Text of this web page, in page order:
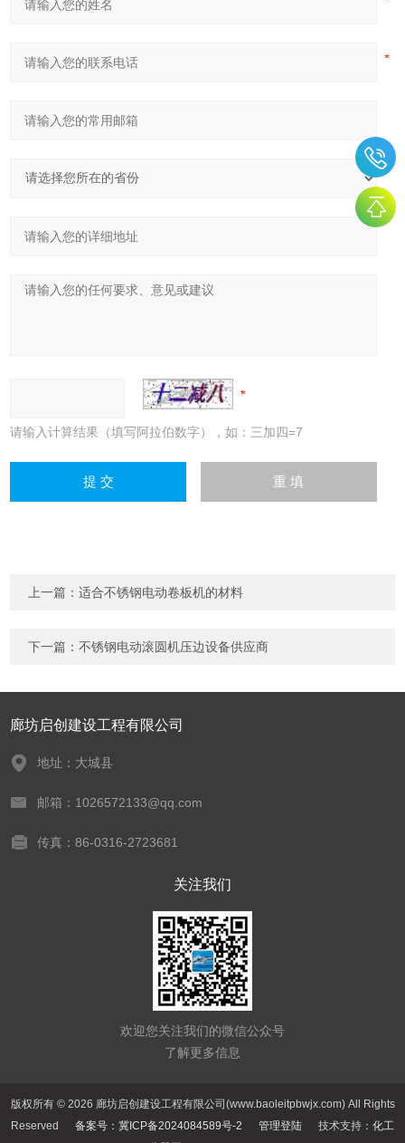
请输入计算结果（填写阿拉伯数字），如：三加四=7
上一篇：适合不锈钢电动卷板机的材料
下一篇：不锈钢电动滚圆机压边设备供应商
廊坊启创建设工程有限公司
地址：大城县
邮箱：1026572133@qq.com
传真：86-0316-2723681
关注我们
欢迎您关注我们的微信公众号
了解更多信息
版权所有 © 2026 廊坊启创建设工程有限公司(www.baoleitpbwjx.com) All Rights
Reserved 备案号：冀ICP备2024084589号-2 管理登陆 技术支持： 化工